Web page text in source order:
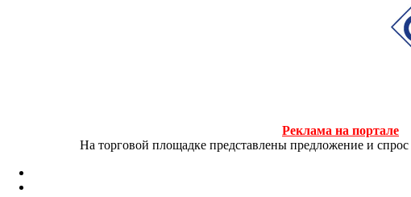
Реклама на портале
На торговой площадке представлены предложение и